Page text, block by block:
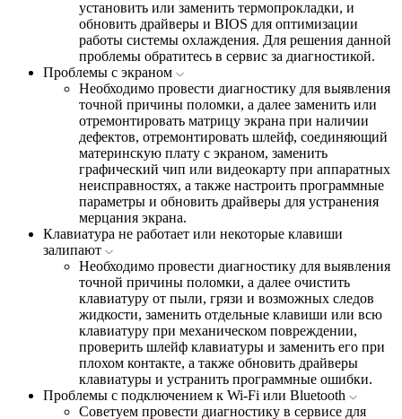
установить или заменить термопрокладки, и
обновить драйверы и BIOS для оптимизации
работы системы охлаждения. Для решения данной
проблемы обратитесь в сервис за диагностикой.
Проблемы с экраном
Необходимо провести диагностику для выявления
точной причины поломки, а далее заменить или
отремонтировать матрицу экрана при наличии
дефектов, отремонтировать шлейф, соединяющий
материнскую плату с экраном, заменить
графический чип или видеокарту при аппаратных
неисправностях, а также настроить программные
параметры и обновить драйверы для устранения
мерцания экрана.
Клавиатура не работает или некоторые клавиши
залипают
Необходимо провести диагностику для выявления
точной причины поломки, а далее очистить
клавиатуру от пыли, грязи и возможных следов
жидкости, заменить отдельные клавиши или всю
клавиатуру при механическом повреждении,
проверить шлейф клавиатуры и заменить его при
плохом контакте, а также обновить драйверы
клавиатуры и устранить программные ошибки.
Проблемы с подключением к Wi-Fi или Bluetooth
Советуем провести диагностику в сервисе для